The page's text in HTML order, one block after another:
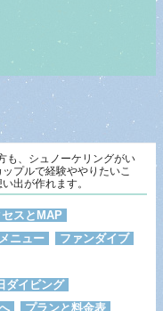
も、シュノーケリングがい
プルで経験ややりたいこ
出が作れます。
セスとMAP
ニュー
ファンダイブ
ダイビング
プランと料金表